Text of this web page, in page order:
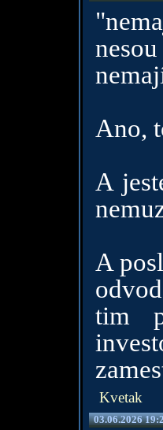
Ano,
A
A
tim
Kvetak
03.06.2026